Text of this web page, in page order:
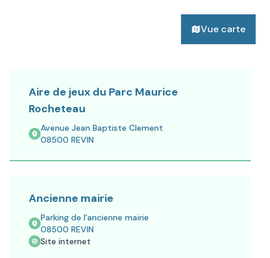
Vue carte
Aire de jeux du Parc Maurice
Rocheteau
Avenue Jean Baptiste Clement
08500 REVIN
Ancienne mairie
Parking de l'ancienne mairie
08500 REVIN
Site internet